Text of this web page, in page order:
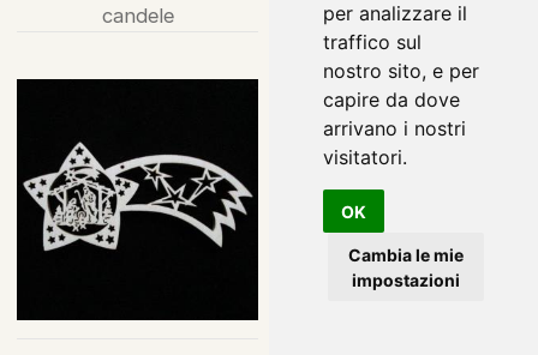
per analizzare il
traffico sul
nostro sito, e per
capire da dove
arrivano i nostri
visitatori.
OK
Cambia le mie
impostazioni
candele